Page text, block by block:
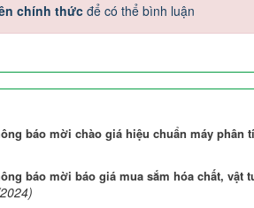
chính thức để có thể bình luận
báo mời chào giá hiệu chuẩn máy phân
báo mời báo giá mua sắm hóa chất, vật